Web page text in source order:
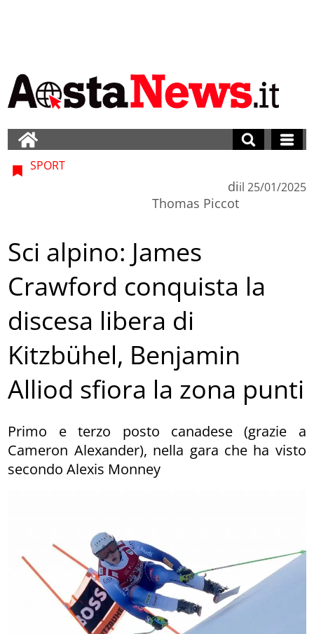
SPORT
di
Thomas Piccot
il 25/01/2025
Sci alpino: James
Crawford conquista la
discesa libera di
Kitzbühel, Benjamin
Alliod sfiora la zona punti
Primo e terzo posto canadese (grazie a
Cameron Alexander), nella gara che ha visto
secondo Alexis Monney